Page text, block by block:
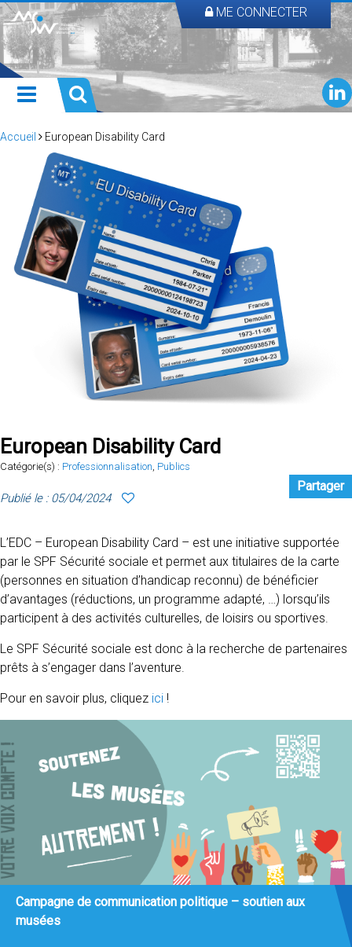
ME CONNECTER
Accueil European Disability Card
European Disability Card
Catégorie(s) : Professionnalisation Publics
Publié le : 05/04/2024
Partager
L’EDC – European Disability Card – est une initiative supportée
par le SPF Sécurité sociale et permet aux titulaires de la carte
(personnes en situation d’handicap reconnu) de bénéficier
d’avantages (réductions, un programme adapté, …) lorsqu’ils
participent à des activités culturelles, de loisirs ou sportives.
Le SPF Sécurité sociale est donc à la recherche de partenaires
prêts à s’engager dans l’aventure.
Pour en savoir plus, cliquez ici !
Campagne de communication politique – soutien aux
musées